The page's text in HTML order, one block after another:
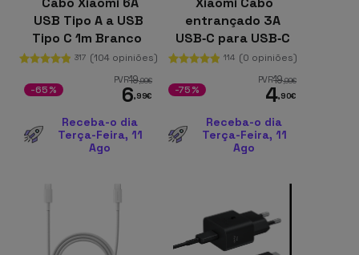
USB Tipo A a USB
Tipo C 1m Branco
317 (104 opiniões)
PVR19,99€
6,99€
-65%
Receba-o dia
Terça-Feira, 11
Ago
entrançado 3A
USB‑C para USB‑C
60 W 1 m
114 (0 opiniões)
PVR19,99€
4,90€
-75%
Receba-o dia
Terça-Feira, 11
Ago